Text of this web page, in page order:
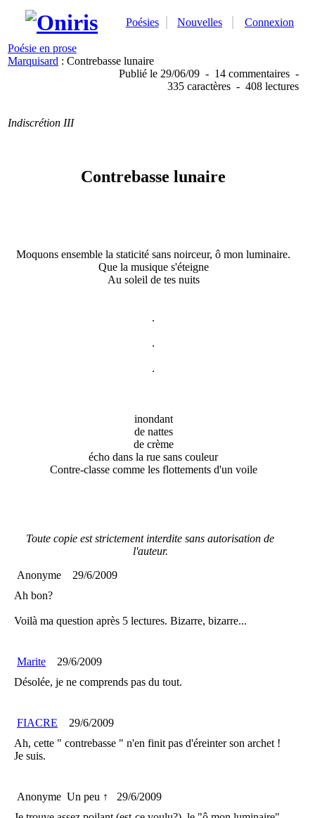
Poésies Nouvelles Connexion
Poésie en prose
Marquisard : Contrebasse lunaire
Publié le 29/06/09 - 14 commentaires -
335 caractères - 408 lectures
Indiscrétion III
Contrebasse lunaire
Moquons ensemble la staticité sans noirceur, ô mon luminaire.
Que la musique s'éteigne
Au soleil de tes nuits
.
.
.
inondant
de nattes
de crème
écho dans la rue sans couleur
Contre-classe comme les flottements d'un voile
Toute copie est strictement interdite sans autorisation de
l'auteur.
Anonyme
29/6/2009
Ah bon?
Voilà ma question après 5 lectures. Bizarre, bizarre...
Marite
29/6/2009
Désolée, je ne comprends pas du tout.
FIACRE
29/6/2009
Ah, cette " contrebasse " n'en finit pas d'éreinter son archet !
Je suis.
Anonyme Un peu ↑
29/6/2009